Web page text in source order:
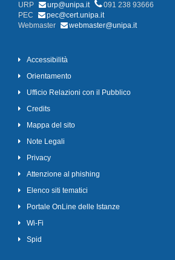
URP
urp@unipa.it
091 238 93666
PEC
pec@cert.unipa.it
Webmaster
webmaster@unipa.it
Accessibilità
Orientamento
Ufficio Relazioni con il Pubblico
Credits
Mappa del sito
Note Legali
Privacy
Attenzione al phishing
Elenco siti tematici
Portale OnLine delle Istanze
Wi-Fi
Spid